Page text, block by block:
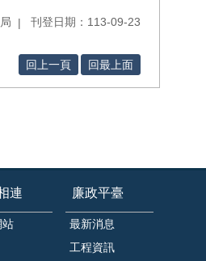
刊登日期：113-09-23
回上一頁 回最上面
連
站
廉政平臺
最新消息
工程資訊